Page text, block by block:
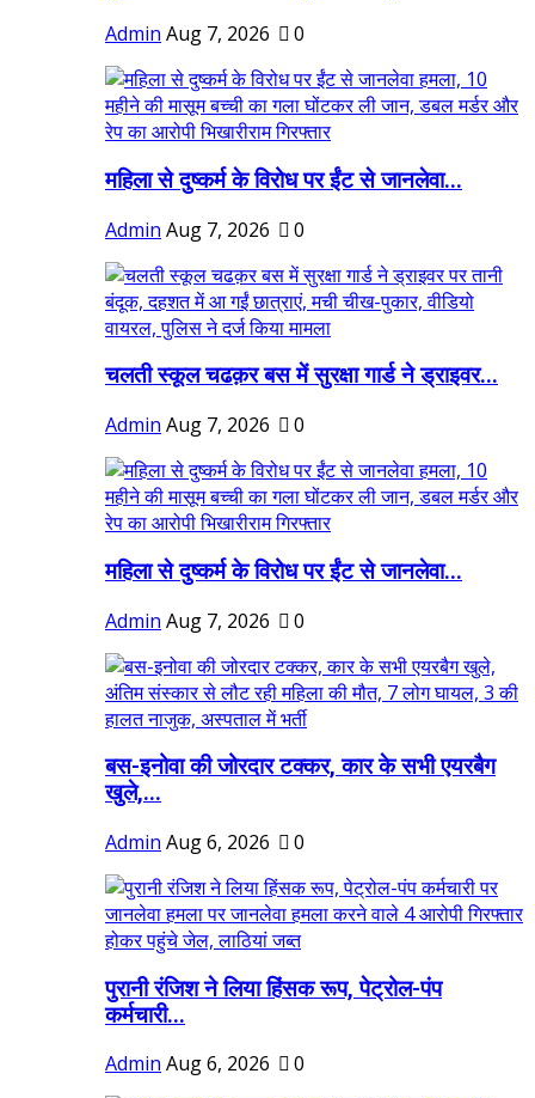
Admin Aug 7, 2026 0
महिला से दुष्कर्म के विरोध पर ईंट से जानलेवा...
Admin Aug 7, 2026 0
चलती स्कूल चढक़र बस में सुरक्षा गार्ड ने ड्राइवर...
Admin Aug 7, 2026 0
महिला से दुष्कर्म के विरोध पर ईंट से जानलेवा...
Admin Aug 7, 2026 0
बस-इनोवा की जोरदार टक्कर, कार के सभी एयरबैग
खुले,...
Admin Aug 6, 2026 0
पुरानी रंजिश ने लिया हिंसक रूप, पेट्रोल-पंप
कर्मचारी...
Admin Aug 6, 2026 0